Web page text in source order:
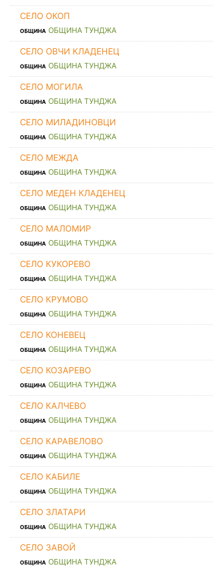
СЕЛО ОКОП
ОБЩИНА ОБЩИНА ТУНДЖА
СЕЛО ОВЧИ КЛАДЕНЕЦ
ОБЩИНА ОБЩИНА ТУНДЖА
СЕЛО МОГИЛА
ОБЩИНА ОБЩИНА ТУНДЖА
СЕЛО МИЛАДИНОВЦИ
ОБЩИНА ОБЩИНА ТУНДЖА
СЕЛО МЕЖДА
ОБЩИНА ОБЩИНА ТУНДЖА
СЕЛО МЕДЕН КЛАДЕНЕЦ
ОБЩИНА ОБЩИНА ТУНДЖА
СЕЛО МАЛОМИР
ОБЩИНА ОБЩИНА ТУНДЖА
СЕЛО КУКОРЕВО
ОБЩИНА ОБЩИНА ТУНДЖА
СЕЛО КРУМОВО
ОБЩИНА ОБЩИНА ТУНДЖА
СЕЛО КОНЕВЕЦ
ОБЩИНА ОБЩИНА ТУНДЖА
СЕЛО КОЗАРЕВО
ОБЩИНА ОБЩИНА ТУНДЖА
СЕЛО КАЛЧЕВО
ОБЩИНА ОБЩИНА ТУНДЖА
СЕЛО КАРАВЕЛОВО
ОБЩИНА ОБЩИНА ТУНДЖА
СЕЛО КАБИЛЕ
ОБЩИНА ОБЩИНА ТУНДЖА
СЕЛО ЗЛАТАРИ
ОБЩИНА ОБЩИНА ТУНДЖА
СЕЛО ЗАВОЙ
ОБЩИНА ОБЩИНА ТУНДЖА